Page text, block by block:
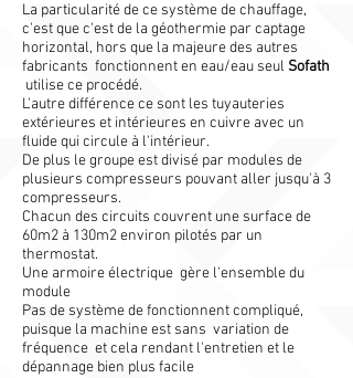
La particularité de ce système de chauffage,
c'est que c'est de la géothermie par captage
horizontal, hors que la majeure des autres
fabricants fonctionnent en eau/eau seul Sofath
utilise ce procédé.
L'autre différence ce sont les tuyauteries
extérieures et intérieures en cuivre avec un
fluide qui circule à l'intérieur.
De plus le groupe est divisé par modules de
plusieurs compresseurs pouvant aller jusqu'à 3
compresseurs.
Chacun des circuits couvrent une surface de
60m2 à 130m2 environ pilotés par un
thermostat.
Une armoire électrique gère l'ensemble du
module
Pas de système de fonctionnent compliqué,
puisque la machine est sans variation de
fréquence et cela rendant l'entretien et le
dépannage bien plus facile